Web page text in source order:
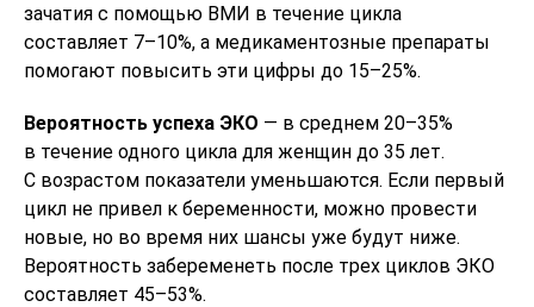
зачатия с помощью ВМИ в течение цикла
составляет 7–10%, а медикаментозные препараты
помогают повысить эти цифры до 15–25%.
Вероятность успеха ЭКО — в среднем 20–35%
в течение одного цикла для женщин до 35 лет.
С возрастом показатели уменьшаются. Если первый
цикл не привел к беременности, можно провести
новые, но во время них шансы уже будут ниже.
Вероятность забеременеть после трех циклов ЭКО
составляет 45–53%.